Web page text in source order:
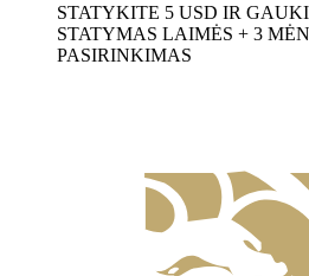
STATYKITE 5 USD IR
STATYMAS LAIMĖS + 3
PASIRINKIMAS